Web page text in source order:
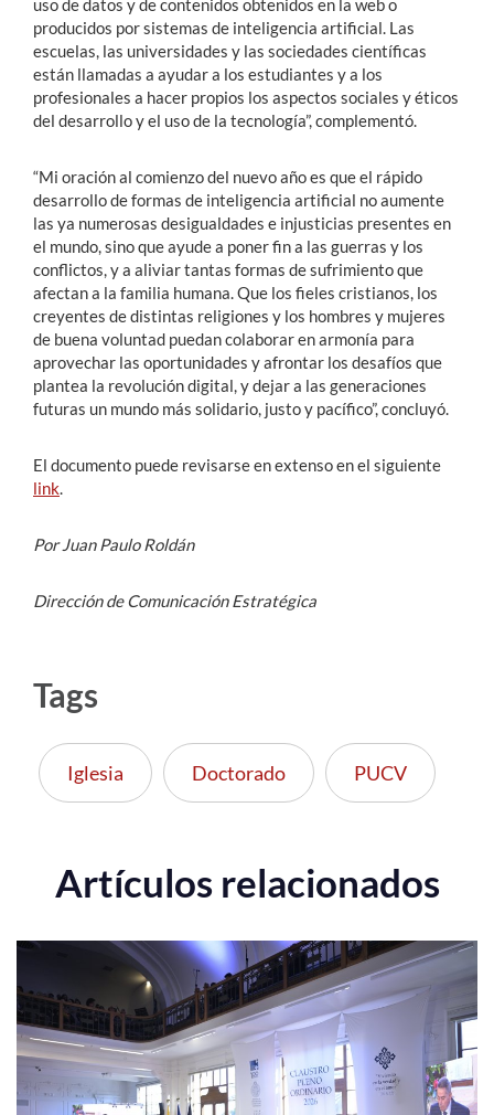
producidos por sistemas de inteligencia artificial. Las
escuelas, las universidades y las sociedades científicas
están llamadas a ayudar a los estudiantes y a los
profesionales a hacer propios los aspectos sociales y éticos
del desarrollo y el uso de la tecnología”, complementó.
“Mi oración al comienzo del nuevo año es que el rápido
desarrollo de formas de inteligencia artificial no aumente
las ya numerosas desigualdades e injusticias presentes en
el mundo, sino que ayude a poner fin a las guerras y los
conflictos, y a aliviar tantas formas de sufrimiento que
afectan a la familia humana. Que los fieles cristianos, los
creyentes de distintas religiones y los hombres y mujeres
de buena voluntad puedan colaborar en armonía para
aprovechar las oportunidades y afrontar los desafíos que
plantea la revolución digital, y dejar a las generaciones
futuras un mundo más solidario, justo y pacífico”, concluyó.
El documento puede revisarse en extenso en el siguiente
link
Por Juan Paulo Roldán
Dirección de Comunicación Estratégica
Tags
Iglesia Doctorado PUCV
Artículos relacionados